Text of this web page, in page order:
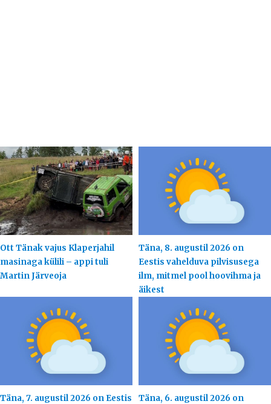
Ott Tänak vajus Klaperjahil
masinaga külili – appi tuli
Martin Järveoja
Täna, 8. augustil 2026 on
Eestis vahelduva pilvisusega
ilm, mitmel pool hoovihma ja
äikest
Täna, 7. augustil 2026 on Eestis
Täna, 6. augustil 2026 on